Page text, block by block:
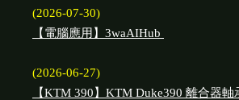
(2026-07-30)
【電腦應用】3waAIHub
(2026-06-27)
【KTM 390】KTM Duke390 離合器軸